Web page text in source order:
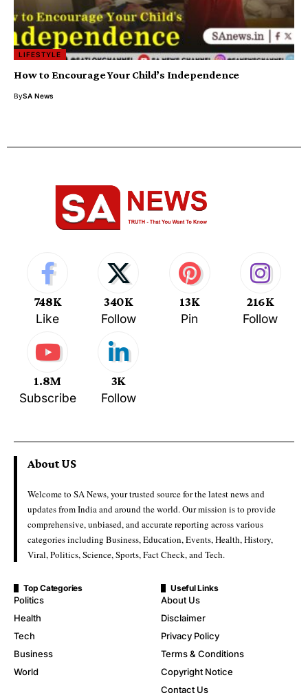
LIFESTYLE
How to Encourage Your Child’s Independence
BySA News
748K
Like
340K
Follow
13K
Pin
216K
Follow
1.8M
Subscribe
3K
Follow
About US
Welcome to SA News, your trusted source for the latest news and
updates from India and around the world. Our mission is to provide
comprehensive, unbiased, and accurate reporting across various
categories including Business, Education, Events, Health, History,
Viral, Politics, Science, Sports, Fact Check, and Tech.
Top Categories
Politics
Health
Tech
Business
World
Useful Links
About Us
Disclaimer
Privacy Policy
Terms & Conditions
Copyright Notice
Contact Us